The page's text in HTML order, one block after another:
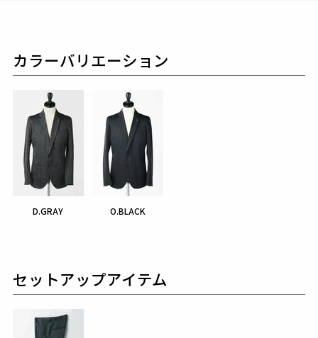
カラーバリエーション
D.GRAY O.BLACK
セットアップアイテム